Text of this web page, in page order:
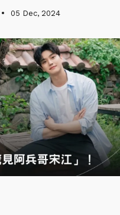
05 Dec, 2024